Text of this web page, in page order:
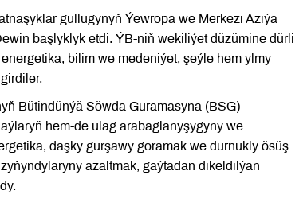
gullugynyň Ýewropa we Merkezi Aziýa
başlyklyk etdi. ÝB-niň wekiliýet düzümine dürli
bilim we medeniýet, şeýle hem ylmy
Bütindünýä Söwda Guramasyna (BSG)
hem-de ulag arabaglanyşygyny we
daşky gurşawy goramak we durnukly ösüş
azaltmak, gaýtadan dikeldilýän